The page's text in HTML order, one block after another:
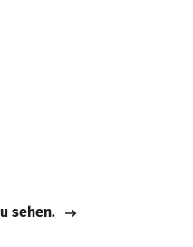
sehen.